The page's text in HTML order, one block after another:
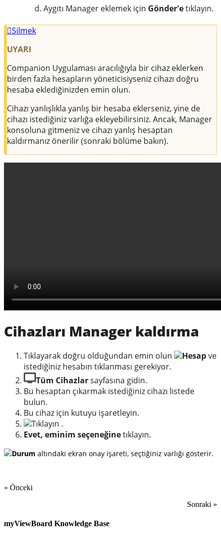
Aygıtı Manager eklemek için Gönder'etıklayın.
Silmek
UYARI
Companion Uygulaması aracılığıyla bir cihaz eklerken
birden fazla hesapların yöneticisiyseniz cihazı doğru
hesaba eklediğinizden emin olun.
Cihazı yanlışlıkla yanlış bir hesaba eklerseniz, yine de
cihazı istediğiniz varlığa ekleyebilirsiniz. Ancak, Manager
konsoluna gitmeniz ve cihazı yanlış hesaptan
kaldırmanız önerilir (sonraki bölüme bakın).
Cihazları Manager kaldırma
Tıklayarak doğru olduğundan emin olun Hesapve
istediğiniz hesabın tıklanması gerekiyor.
Tüm Cihazlarsayfasına gidin.
Bu hesaptan çıkarmak istediğiniz cihazı listede
bulun.
Bu cihaz için kutuyu işaretleyin.
Tıklayın .
Evet, eminim seçeneğinetıklayın.
Durum altındaki ekran onay işareti, seçtiğiniz varlığı gösterir.
« Önceki
Sonraki »
myViewBoard Knowledge Base